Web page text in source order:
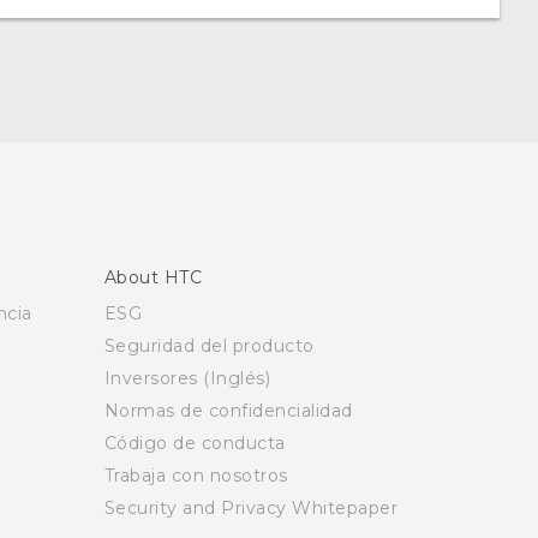
About HTC
ESG
Seguridad del producto
Inversores (Inglés)
Normas de confidencialidad
Código de conducta
Trabaja con nosotros
Security and Privacy Whitepaper